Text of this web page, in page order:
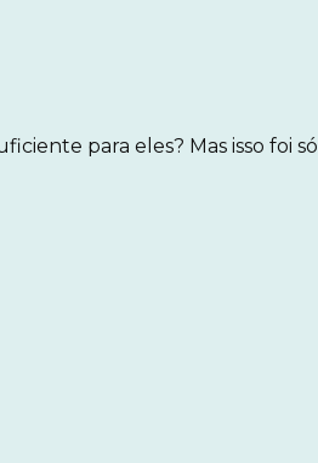
para eles? Mas isso foi só